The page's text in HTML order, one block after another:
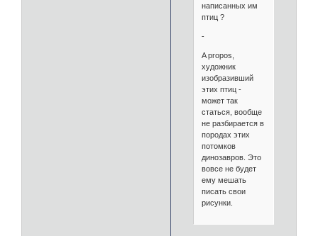
написанных им
птиц ?
-
A propos,
художник
изобразивший
этих птиц -
может так
статься, вообще
не разбирается в
породах этих
потомков
динозавров. Это
вовсе не будет
ему мешать
писать свои
рисунки.